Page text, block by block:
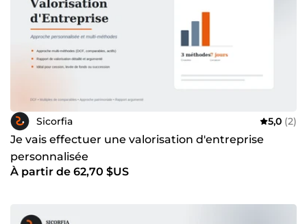
seulement des documents ponctuels ✅ Une expérience
réelle en finance d'entreprise et M&amp;A, pas
uniquement théorique ✅ Des modèles financiers
rigoureux, prêts pour la banque ou les investisseurs ✅ Une
pédagogie claire, même sans bagage financier ✅ Une
veille active sur les outils IA appliqués à la finance Chaque
activité avant de construire les chiffres autour — jamais
l'inverse. D'un prévisionnel ponctuel à un
accompagnement financier dans la durée, Sicorfia est là
pour que vos chiffres soient prêts, quel que soit votre
prochain objectif.
Sicorfia 5,0 (2)
Je vais effectuer une valorisation d'entreprise
personnalisée
À partir de 62,70 $US